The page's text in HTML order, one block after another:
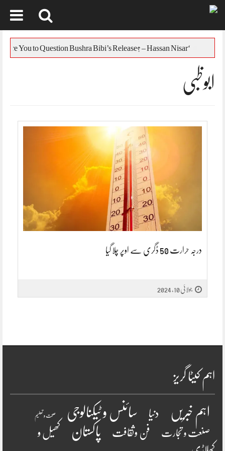
ابوظبی
درجہ حرارت 50 ڈگری سے اوپر چلا گیا
جولائی 10, 2024
اہم کیٹا گریز
اہم خبریں دنیا سائنس و ٹیکنالوجی صحت و تعلیم
صنعت و تجارت فن وثقافت پاکستان
کھیل و